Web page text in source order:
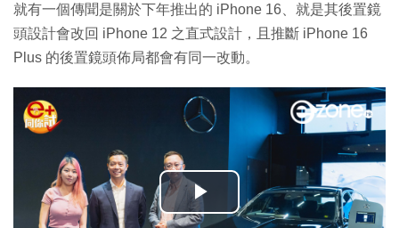
就有一個傳聞是關於下年推出的 iPhone 16、就是其後置鏡
頭設計會改回 iPhone 12 之直式設計，且推斷 iPhone 16
Plus 的後置鏡頭佈局都會有同一改動。
播